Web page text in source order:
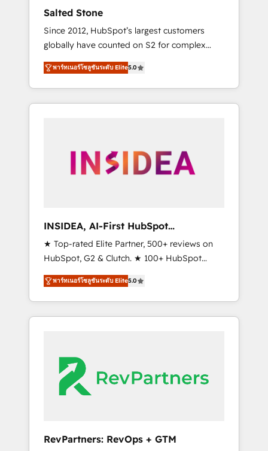
Salted Stone
Since 2012, HubSpot’s largest customers
globally have counted on S2 for complex
migrations, change management, systems
integration, and creative solutions that
deliver measurable impact and transform
brand experiences As one of the few full-
globally regionalized HubSpot websites,
integrated marketing campaigns, & RevOps
adoption with change-management
programs, and align marketing, sales, and
service to drive sustainable growth With 6
key HubSpot accreditations and experience
across hundreds of organizations in dozens
of industries, there’s a good chance one of
our globally integrated teams has worked
looking for...and get your next big initiative
moving!
พาร์ทเนอร์โซลูชันระดับ Elite5.0
INSIDEA, AI-First HubSpot
Onboarding & RevOps
★ Top-rated Elite Partner, 500+ reviews on
HubSpot, G2 & Clutch. ★ 100+ HubSpot
Certified Experts & Trainers across the team
★ 1,500+ implementations across five
continents ★ AI-First, RevOps-led,
Onboarding obsessed ★ Company of the
engine. We onboard your team, migrate your
data, and build AI-powered workflows that
drive adoption from week one, in your time
from any legacy CRM. Zero downtime, full
พาร์ทเนอร์โซลูชันระดับ Elite5.0
RevPartners: RevOps + GTM